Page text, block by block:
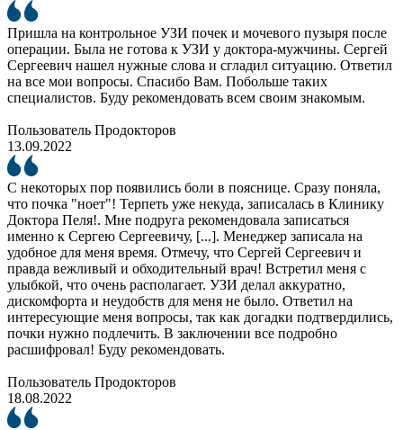
Пришла на контрольное УЗИ почек и мочевого пузыря после
операции. Была не готова к УЗИ у доктора-мужчины. Сергей
Сергеевич нашел нужные слова и сгладил ситуацию. Ответил
на все мои вопросы. Спасибо Вам. Побольше таких
специалистов. Буду рекомендовать всем своим знакомым.
Пользователь Продокторов
13.09.2022
С некоторых пор появились боли в пояснице. Сразу поняла,
что почка "ноет"! Терпеть уже некуда, записалась в Клинику
Доктора Пеля!. Мне подруга рекомендовала записаться
именно к Сергею Сергеевичу, [...]. Менеджер записала на
удобное для меня время. Отмечу, что Сергей Сергеевич и
правда вежливый и обходительный врач! Встретил меня с
улыбкой, что очень располагает. УЗИ делал аккуратно,
дискомфорта и неудобств для меня не было. Ответил на
интересующие меня вопросы, так как догадки подтвердились,
почки нужно подлечить. В заключении все подробно
расшифровал! Буду рекомендовать.
Пользователь Продокторов
18.08.2022